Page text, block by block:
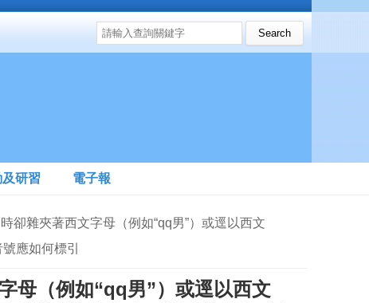
搜尋表單
Search this site
研習 電子報
卻雜夾著西文字母（例如“qq男”）或逕以西文
應如何標引
母（例如“qq男”）或逕以西文